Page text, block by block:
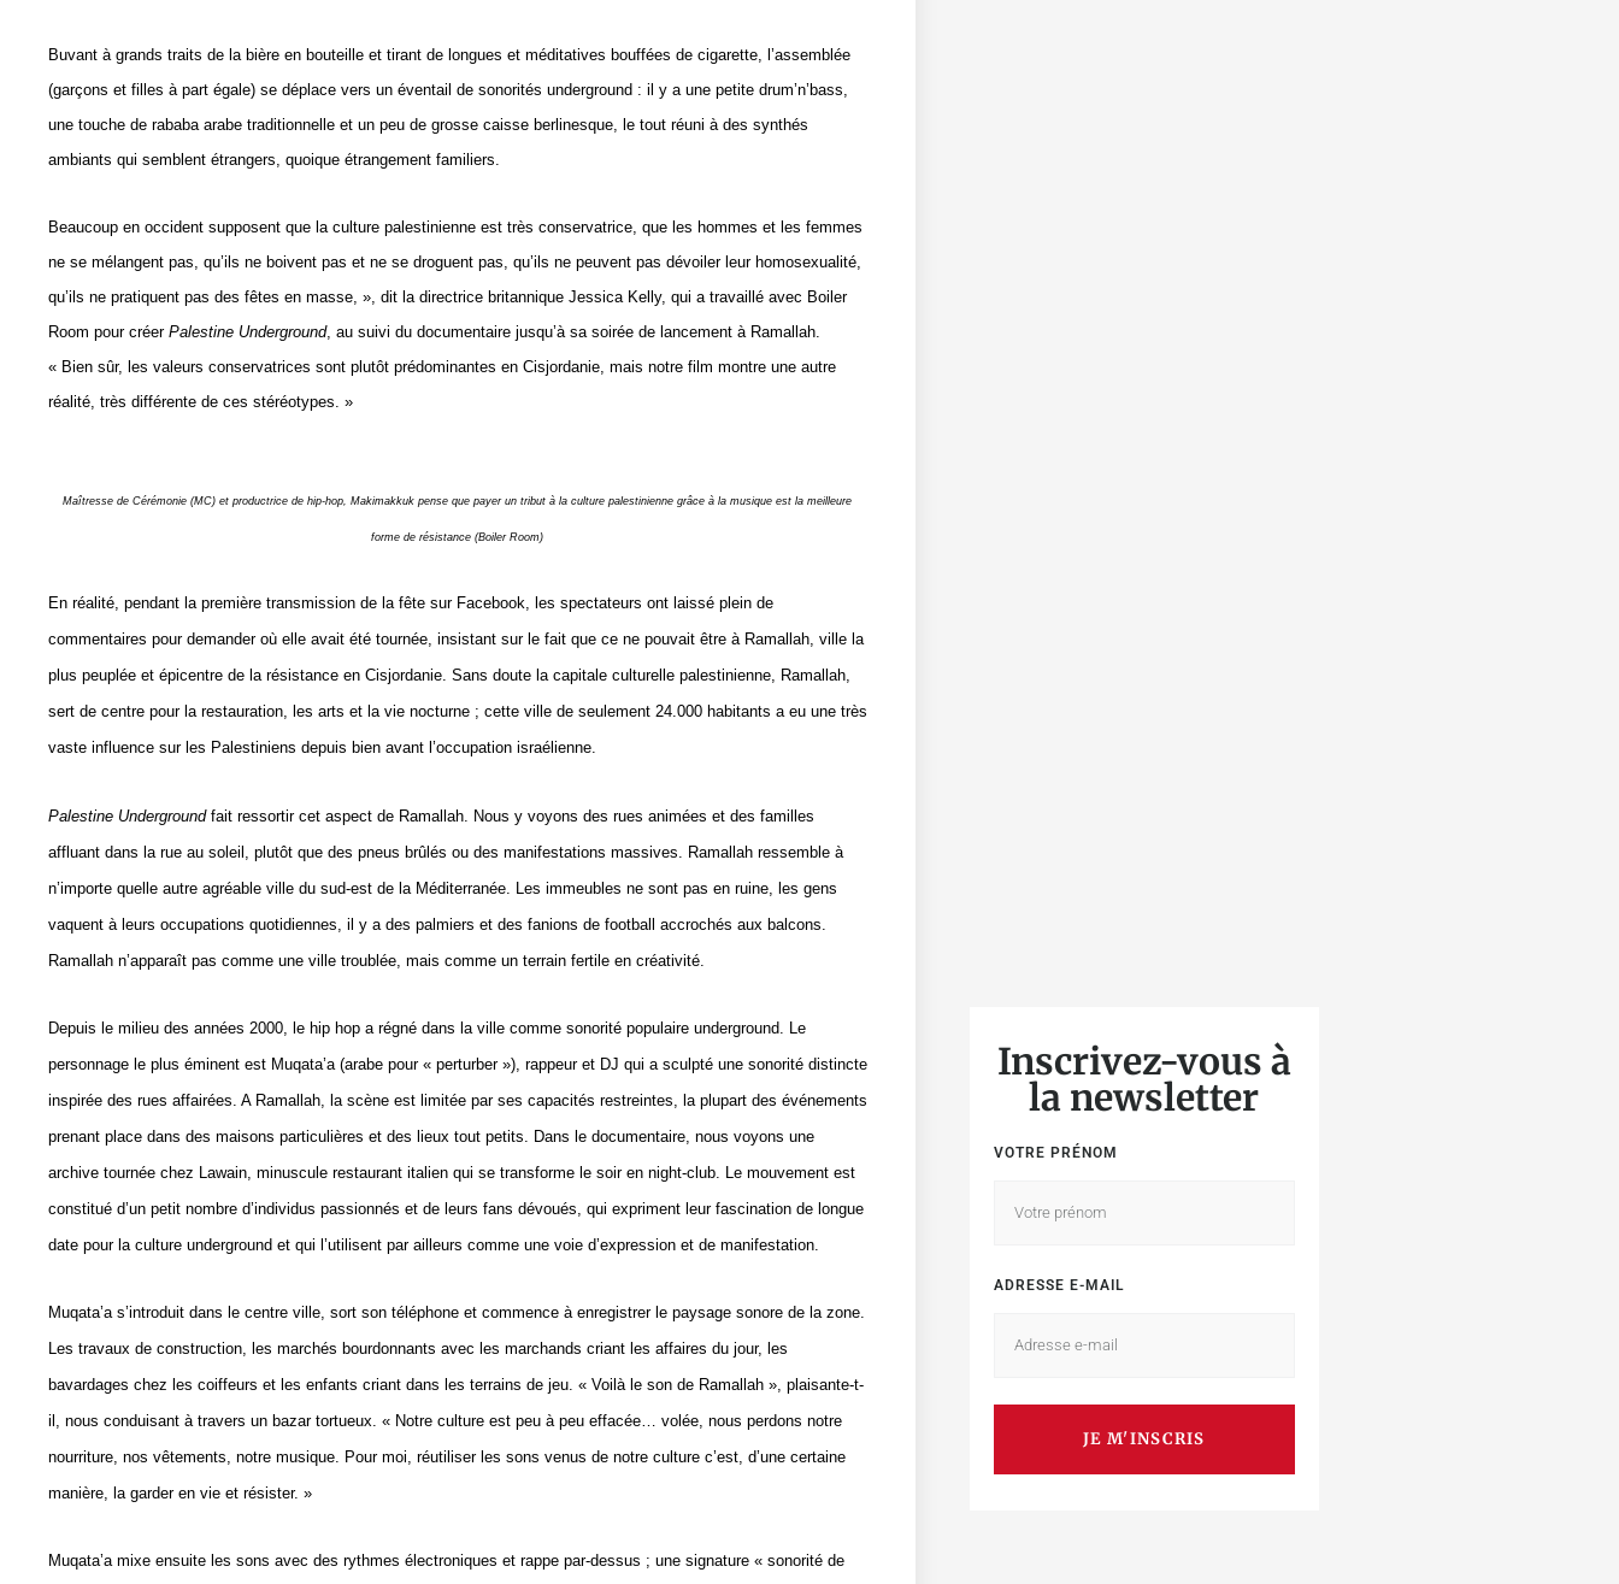
Buvant à grands traits de la bière en bouteille et tirant de longues et méditatives bouffées de cigarette, l’assemblée
(garçons et filles à part égale) se déplace vers un éventail de sonorités underground : il y a une petite drum’n’bass,
une touche de rababa arabe traditionnelle et un peu de grosse caisse berlinesque, le tout réuni à des synthés
ambiants qui semblent étrangers, quoique étrangement familiers.
Beaucoup en occident supposent que la culture palestinienne est très conservatrice, que les hommes et les femmes
ne se mélangent pas, qu’ils ne boivent pas et ne se droguent pas, qu’ils ne peuvent pas dévoiler leur homosexualité,
qu’ils ne pratiquent pas des fêtes en masse, », dit la directrice britannique Jessica Kelly, qui a travaillé avec Boiler
Room pour créer Palestine Underground, au suivi du documentaire jusqu’à sa soirée de lancement à Ramallah.
« Bien sûr, les valeurs conservatrices sont plutôt prédominantes en Cisjordanie, mais notre film montre une autre
réalité, très différente de ces stéréotypes. »
Maîtresse de Cérémonie (MC) et productrice de hip-hop, Makimakkuk pense que payer un tribut à la culture palestinienne grâce à la musique est la meilleure
forme de résistance (Boiler Room)
En réalité, pendant la première transmission de la fête sur Facebook, les spectateurs ont laissé plein de
commentaires pour demander où elle avait été tournée, insistant sur le fait que ce ne pouvait être à Ramallah, ville la
plus peuplée et épicentre de la résistance en Cisjordanie. Sans doute la capitale culturelle palestinienne, Ramallah,
sert de centre pour la restauration, les arts et la vie nocturne ; cette ville de seulement 24.000 habitants a eu une très
vaste influence sur les Palestiniens depuis bien avant l’occupation israélienne.
Palestine Undergroundfait ressortir cet aspect de Ramallah. Nous y voyons des rues animées et des familles
affluant dans la rue au soleil, plutôt que des pneus brûlés ou des manifestations massives. Ramallah ressemble à
n’importe quelle autre agréable ville du sud-est de la Méditerranée. Les immeubles ne sont pas en ruine, les gens
vaquent à leurs occupations quotidiennes, il y a des palmiers et des fanions de football accrochés aux balcons.
Ramallah n’apparaît pas comme une ville troublée, mais comme un terrain fertile en créativité.
Depuis le milieu des années 2000, le hip hop a régné dans la ville comme sonorité populaire underground. Le
personnage le plus éminent est Muqata’a (arabe pour « perturber »), rappeur et DJ qui a sculpté une sonorité distincte
inspirée des rues affairées. A Ramallah, la scène est limitée par ses capacités restreintes, la plupart des événements
prenant place dans des maisons particulières et des lieux tout petits. Dans le documentaire, nous voyons une
archive tournée chez Lawain, minuscule restaurant italien qui se transforme le soir en night-club. Le mouvement est
constitué d’un petit nombre d’individus passionnés et de leurs fans dévoués, qui expriment leur fascination de longue
date pour la culture underground et qui l’utilisent par ailleurs comme une voie d’expression et de manifestation.
Muqata’a s’introduit dans le centre ville, sort son téléphone et commence à enregistrer le paysage sonore de la zone.
Les travaux de construction, les marchés bourdonnants avec les marchands criant les affaires du jour, les
bavardages chez les coiffeurs et les enfants criant dans les terrains de jeu. « Voilà le son de Ramallah », plaisante-t-
il, nous conduisant à travers un bazar tortueux. « Notre culture est peu à peu effacée… volée, nous perdons notre
nourriture, nos vêtements, notre musique. Pour moi, réutiliser les sons venus de notre culture c’est, d’une certaine
manière, la garder en vie et résister. »
Muqata’a mixe ensuite les sons avec des rythmes électroniques et rappe par-dessus ; une signature « sonorité de
Inscrivez-vous à
la newsletter
VOTRE PRÉNOM
ADRESSE E-MAIL
JE M'INSCRIS